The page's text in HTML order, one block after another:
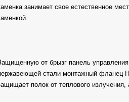
занимает свое естественное
от брызг панель
стали монтажный фланец
полок от теплового излучения,